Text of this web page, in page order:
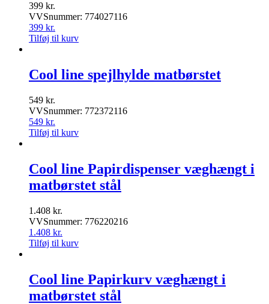
399 kr.
VVSnummer: 774027116
399 kr.
Tilføj til kurv
Cool line spejlhylde matbørstet
549 kr.
VVSnummer: 772372116
549 kr.
Tilføj til kurv
Cool line Papirdispenser væghængt i
matbørstet stål
1.408 kr.
VVSnummer: 776220216
1.408 kr.
Tilføj til kurv
Cool line Papirkurv væghængt i
matbørstet stål